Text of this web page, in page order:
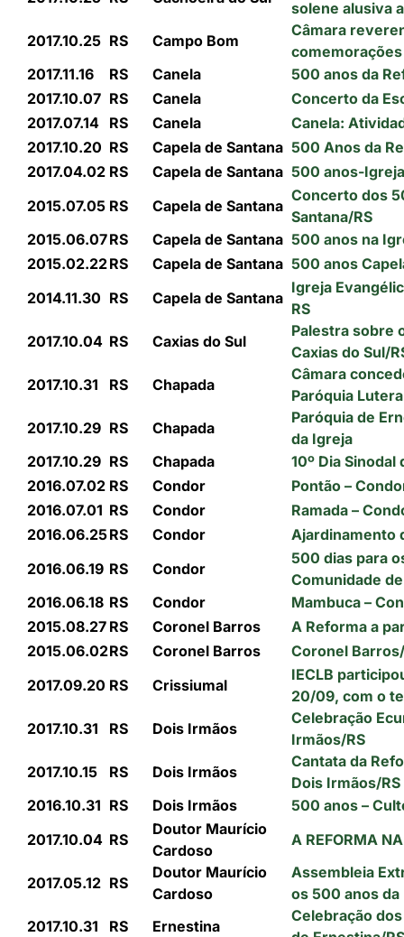
solene alusiva
2017.10.25 RS Campo Bom
Câmara
2017.11.16
RS Canela
500 anos da
2017.10.07 RS Canela
Concerto da
2017.07.14 RS Canela
Canela:
2017.10.20 RS Capela de Santana 500 Anos da
2017.04.02 RS Capela de Santana 500 anos-
2015.07.05 RS Capela de Santana
Concerto dos
Santana/RS
2015.06.07RS Capela de Santana 500 anos na
2015.02.22RS Capela de Santana 500 anos
2014.11.30 RS Capela de Santana
Igreja
RS
2017.10.04 RS Caxias do Sul
Palestra sobre
Caxias do Sul/
2017.10.31
RS Chapada
Câmara
Paróquia
2017.10.29 RS Chapada
Paróquia de
da Igreja
2017.10.29 RS Chapada
10º Dia
2016.07.02 RS Condor
Pontão –
2016.07.01 RS Condor
Ramada –
2016.06.25RS Condor
Ajardinamento
2016.06.19 RS Condor
500 dias para
Comunidade
2016.06.18 RS Condor
Mambuca –
2015.08.27 RS Coronel Barros
A Reforma a
2015.06.02RS Coronel Barros
Coronel
2017.09.20 RS Crissiumal
IECLB
20/09, com o
2017.10.31
RS Dois Irmãos
Celebração
Irmãos/RS
2017.10.15
RS Dois Irmãos
Cantata da
Dois Irmãos/RS
2016.10.31 RS Dois Irmãos
500 anos –
2017.10.04 RS
Doutor Maurício
Cardoso
A REFORMA
2017.05.12 RS
Doutor Maurício
Cardoso
Assembleia
os 500 anos
2017.10.31
RS Ernestina
Celebração